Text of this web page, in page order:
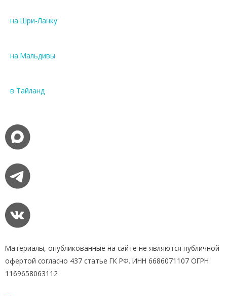
на Шри-Ланку
на Мальдивы
в Тайланд
Материалы, опубликованные на сайте не являются публичной
офертой согласно 437 статье ГК РФ. ИНН 6686071107 ОГРН
1169658063112